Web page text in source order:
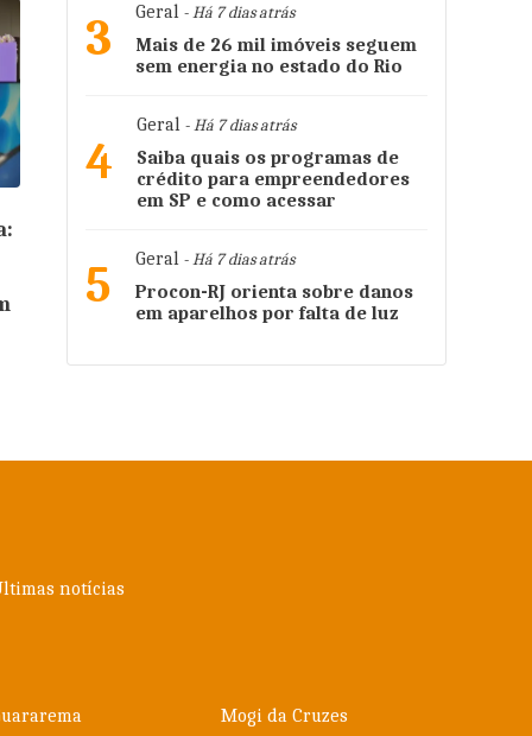
3 Geral - Há 7 dias atrás
Mais de 26 mil imóveis seguem
sem energia no estado do Rio
4
Geral - Há 7 dias atrás
Saiba quais os programas de
crédito para empreendedores
em SP e como acessar
5 Geral - Há 7 dias atrás
Procon-RJ orienta sobre danos
em aparelhos por falta de luz
notícias
Mogi da Cruzes